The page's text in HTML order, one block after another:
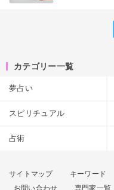
カテゴリー一覧
夢占い
スピリチュアル
占術
サイトマップ キーワード